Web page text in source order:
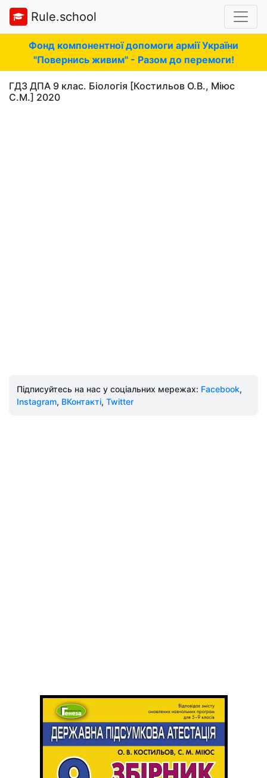
Rule.school
Фонд компонентної допомоги армії України
"Повернись живим" - Разом до перемоги!
ГДЗ ДПА 9 клас. Біологія [Костильов О.В., Міюс
С.М.] 2020
Підписуйтесь на нас у соціальних мережах: Facebook,
Instagram, ВКонтакті, Twitter